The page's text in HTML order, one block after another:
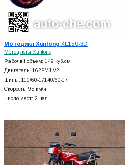
Мотоцикл Xunlong XL150-3D
Мотоциклы Xunlong
Рабочий объем: 149 куб.см
Двигатель: 162FMJ-V2
Шины: 110/60-17140/60-17
Скорость: 95 км/ч
Число мест: 2 чел.